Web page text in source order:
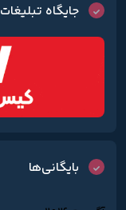
جایگاه تبلیغات
بایگانی‌ها